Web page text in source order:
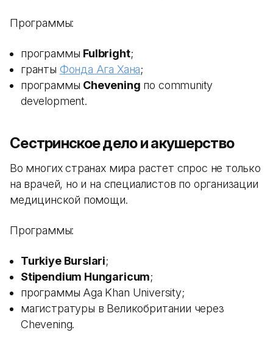
Программы:
программы Fulbright;
гранты Фонда Ага Хана;
программы Chevening по community
development.
Сестринское дело и акушерство
Во многих странах мира растет спрос не только
на врачей, но и на специалистов по организации
медицинской помощи.
Программы:
Turkiye Burslari;
Stipendium Hungaricum;
программы Aga Khan University;
магистратуры в Великобритании через
Chevening.